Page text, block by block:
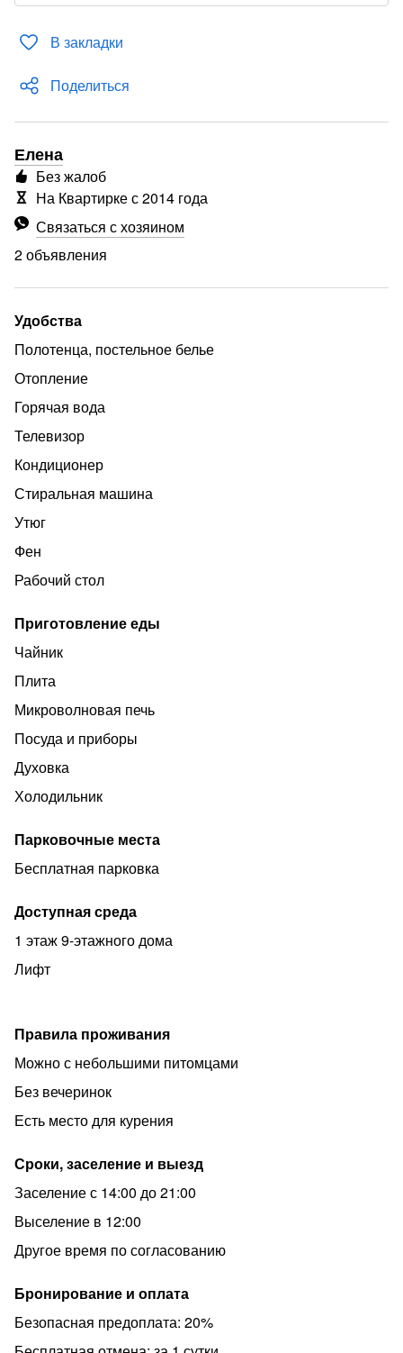
В закладки
Поделиться
Елена
Связаться с хозяином
2 объявления
Без жалоб
На Квартирке с 2014 года
Удобства
Полотенца, постельное белье
Отопление
Горячая вода
Телевизор
Кондиционер
Стиральная машина
Утюг
Фен
Рабочий стол
Приготовление еды
Чайник
Плита
Микроволновая печь
Посуда и приборы
Духовка
Холодильник
Парковочные места
Бесплатная парковка
Доступная среда
1 этаж 9-этажного дома
Лифт
Правила проживания
Можно с небольшими питомцами
Без вечеринок
Есть место для курения
Сроки, заселение и выезд
Заселение с 14:00 до 21:00
Выселение в 12:00
Другое время по согласованию
Бронирование и оплата
Безопасная предоплата: 20%